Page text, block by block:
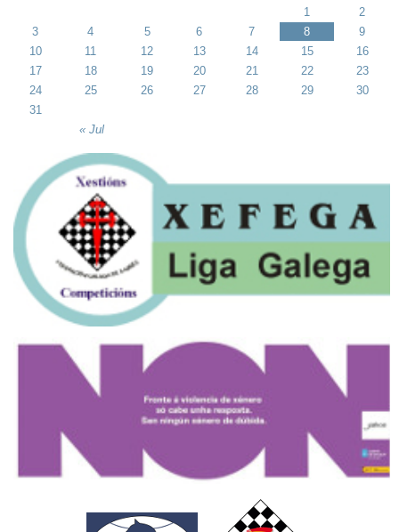
« Jul
1
2
3
4 5 6 7 8
9
10
11 12 13 14 15
16
17
18 19 20 21 22
23
24
25 26 27 28 29
30
31